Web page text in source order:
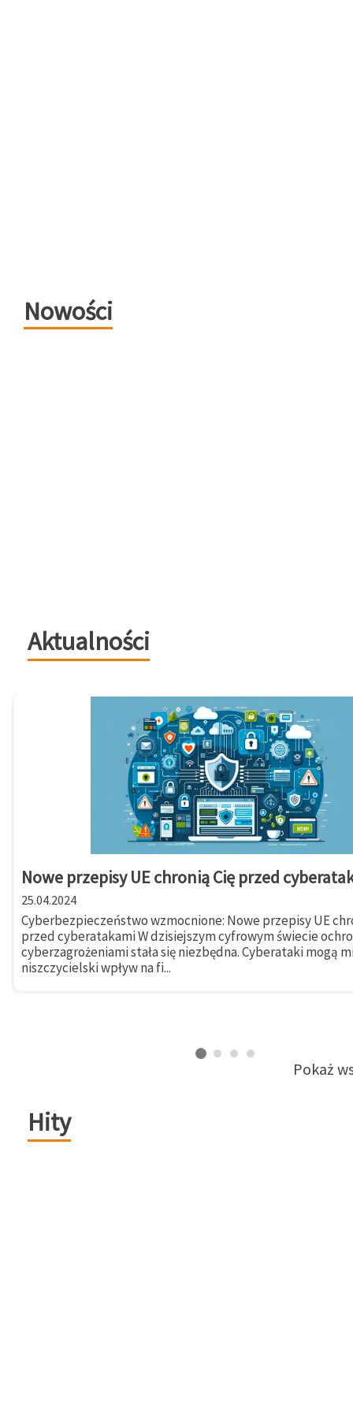
Nowości
Aktualności
Nowe przepisy UE chronią Cię przed
25.04.2024
Cyberbezpieczeństwo wzmocnione: Nowe przepisy UE
przed cyberatakami W dzisiejszym cyfrowym świecie
cyberzagrożeniami stała się niezbędna. Cyberataki mogą
niszczycielski wpływ na fi...
Pokaż
Hity